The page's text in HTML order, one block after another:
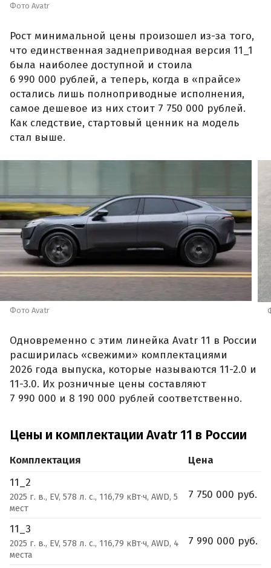
Фото Avatr
Рост минимальной цены произошел из-за того,
что единственная заднеприводная версия 11_1
была наиболее доступной и стоила
6 990 000 рублей, а теперь, когда в «прайсе»
остались лишь полноприводные исполнения,
самое дешевое из них стоит 7 750 000 рублей.
Как следствие, стартовый ценник на модель
стал выше.
Фото Avatr
Одновременно с этим линейка Avatr 11 в России
расширилась «свежими» комплектациями
2026 года выпуска, которые называются 11-2.0 и
11-3.0. Их розничные цены составляют
7 990 000 и 8 190 000 рублей соответственно.
Цены и комплектации Avatr 11 в России
Комплектация
Цена
11_2
2025 г. в., EV, 578 л. с., 116,79 кВт·ч, AWD, 5
мест
7 750 000 руб.
11_3
2025 г. в., EV, 578 л. с., 116,79 кВт·ч, AWD, 4
места
7 990 000 руб.